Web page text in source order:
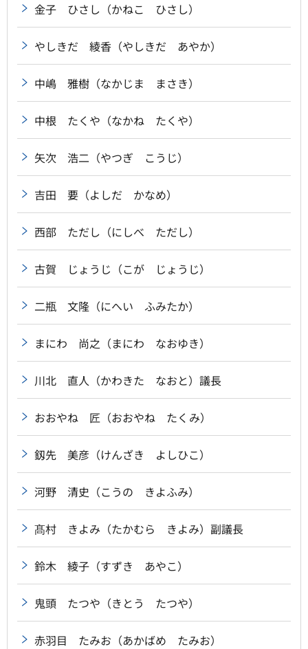
金子 ひさし（かねこ ひさし）
やしきだ 綾香（やしきだ あやか）
中嶋 雅樹（なかじま まさき）
中根 たくや（なかね たくや）
矢次 浩二（やつぎ こうじ）
吉田 要（よしだ かなめ）
西部 ただし（にしべ ただし）
古賀 じょうじ（こが じょうじ）
二瓶 文隆（にへい ふみたか）
まにわ 尚之（まにわ なおゆき）
川北 直人（かわきた なおと）議長
おおやね 匠（おおやね たくみ）
釼先 美彦（けんざき よしひこ）
河野 清史（こうの きよふみ）
髙村 きよみ（たかむら きよみ）副議長
鈴木 綾子（すずき あやこ）
鬼頭 たつや（きとう たつや）
赤羽目 たみお（あかばめ たみお）